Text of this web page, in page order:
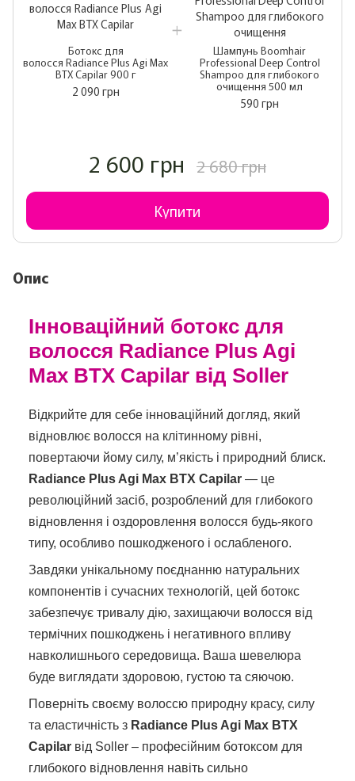
Ботокс для
волосся Radiance Plus Agi Max
BTX Capilar 900 г
2 090 грн
Шампунь Boomhair
Professional Deep Control
Shampoo для глибокого
очищення 500 мл
590 грн
2 600 грн 2 680 грн
Купити
Опис
Інноваційний ботокс для
волосся Radiance Plus Agi
Max BTX Capilar від Soller
Відкрийте для себе інноваційний догляд, який
відновлює волосся на клітинному рівні,
повертаючи йому силу, м’якість і природний блиск.
Radiance Plus Agi Max BTX Capilar — це
революційний засіб, розроблений для глибокого
відновлення і оздоровлення волосся будь-якого
типу, особливо пошкодженого і ослабленого.
Завдяки унікальному поєднанню натуральних
компонентів і сучасних технологій, цей ботокс
забезпечує тривалу дію, захищаючи волосся від
термічних пошкоджень і негативного впливу
навколишнього середовища. Ваша шевелюра
буде виглядати здоровою, густою та сяючою.
Поверніть своєму волоссю природну красу, силу
та еластичність з Radiance Plus Agi Max BTX
Capilar від Soller – професійним ботоксом для
глибокого відновлення навіть сильно